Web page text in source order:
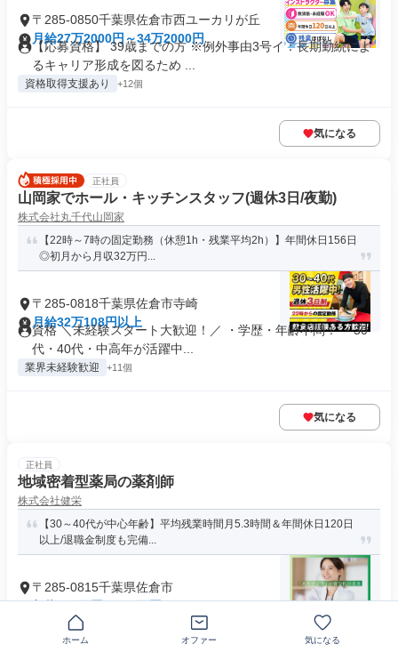
〒285-0850千葉県佐倉市西ユーカリが丘
月給27万2000円～34万2000円
【応募資格】 39歳までの方 ※例外事由3号イ：長期勤続によ
るキャリア形成を図るため ...
資格取得支援あり +12個
気になる
正社員
山岡家でホール・キッチンスタッフ(週休3日/夜勤)
株式会社丸千代山岡家
【22時～7時の固定勤務（休憩1h・残業平均2h）】年間休日156日
◎初月から月収32万円...
〒285-0818千葉県佐倉市寺崎
月給32万108円以上
資格 ＼未経験スタート大歓迎！／ ・学歴・年齢不問！ ・30
代・40代・中高年が活躍中...
業界未経験歓迎 +11個
気になる
正社員
地域密着型薬局の薬剤師
株式会社健栄
【30～40代が中心年齢】平均残業時間月5.3時間＆年間休日120日
以上/退職金制度も完備...
〒285-0815千葉県佐倉市
年俸500万円～700万円
必要資格・経験 ＜必須＞ ●薬剤師免許 ●調剤業務・服薬指導な
どの実務経験 ＜歓...
ホーム オファー 気になる